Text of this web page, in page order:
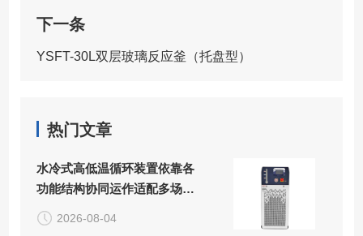
下一条
YSFT-30L双层玻璃反应釜（托盘型）
热门文章
水冷式高低温循环装置依靠各
功能结构协同运作适配多场景
精密控温需求
2026-08-04